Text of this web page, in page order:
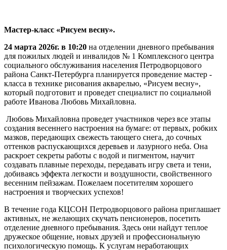
Мастер-класс «Рисуем весну».
24 марта 2026г. в 10:20 на отделении дневного пребывания
для пожилых людей и инвалидов № 1 Комплексного центра
социального обслуживания населения Петродворцового
района Санкт-Петербурга планируется проведение мастер -
класса в технике рисования акварелью, «Рисуем весну»,
который подготовит и проведет специалист по социальной
работе Иванова Любовь Михайловна.
Любовь Михайловна проведет участников через все этапы
создания весеннего настроения на бумаге: от первых, робких
мазков, передающих свежесть тающего снега, до сочных
оттенков распускающихся деревьев и лазурного неба. Она
раскроет секреты работы с водой и пигментом, научит
создавать плавные переходы, передавать игру света и тени,
добиваясь эффекта легкости и воздушности, свойственного
весенним пейзажам. Пожелаем посетителям хорошего
настроения и творческих успехов!
В течение года КЦСОН Петродворцового района приглашает
активных, не желающих скучать пенсионеров, посетить
отделение дневного пребывания. Здесь они найдут теплое
дружеское общение, новых друзей и профессиональную
психологическую помощь. К услугам неработающих